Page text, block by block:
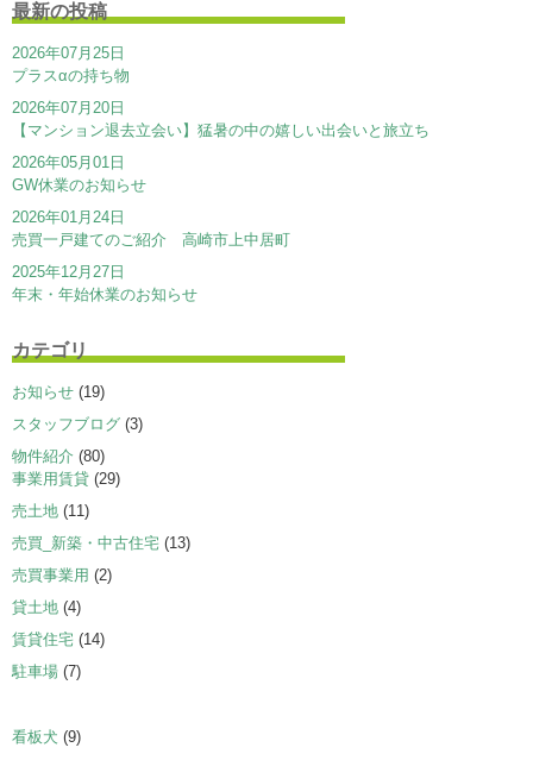
最新の投稿
2026年07月25日
プラスαの持ち物
2026年07月20日
【マンション退去立会い】猛暑の中の嬉しい出会いと旅立ち
2026年05月01日
GW休業のお知らせ
2026年01月24日
売買一戸建てのご紹介 高崎市上中居町
2025年12月27日
年末・年始休業のお知らせ
カテゴリ
お知らせ (19)
スタッフブログ (3)
物件紹介 (80)
事業用賃貸 (29)
売土地 (11)
売買_新築・中古住宅 (13)
売買事業用 (2)
貸土地 (4)
賃貸住宅 (14)
駐車場 (7)
看板犬 (9)